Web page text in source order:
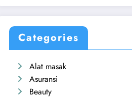
Categories
Alat masak
Asuransi
Beauty